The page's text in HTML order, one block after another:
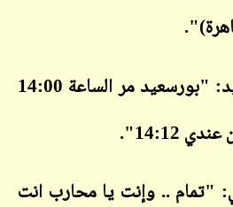
ملاحظ خورشيد: "بورسعيد مر الساعة 14:00
"تمام .. وإنت يا محارب انت